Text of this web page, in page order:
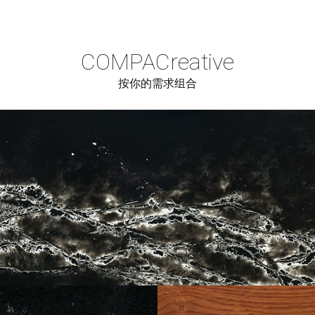
COMPACreative
按你的需求组合
Cerrar